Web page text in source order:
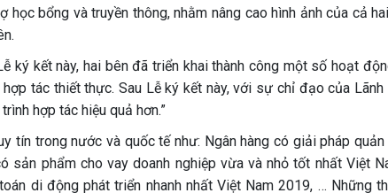
học bổng và truyền thông, nhằm nâng cao hình ảnh của cả
ký kết này, hai bên đã triển khai thành công một số hoạt
tác thiết thực. Sau Lễ ký kết này, với sự chỉ đạo của
hợp tác hiệu quả hơn.”
tín trong nước và quốc tế như: Ngân hàng có giải pháp
sản phẩm cho vay doanh nghiệp vừa và nhỏ tốt nhất Việt
di động phát triển nhanh nhất Việt Nam 2019, … Những